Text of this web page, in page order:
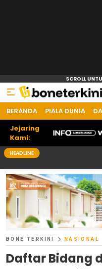
BERANDA PIALA DUNIA
Jejaring
Kami:
HEADLINE
BONE TERKINI NASIONAL
Daftar Bidang